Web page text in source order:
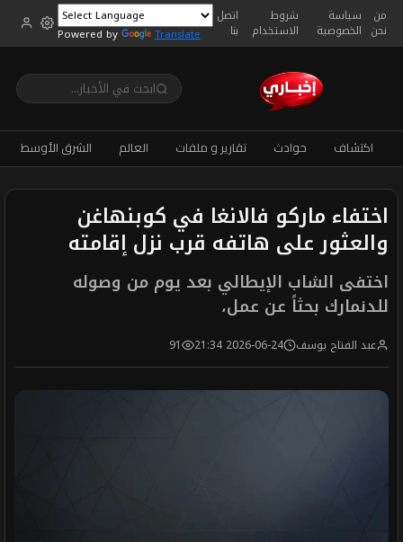
من
نحن
سياسة
الخصوصية
شروط
الاستخدام
اتصل
بنا Powered by Translate
اكتشاف حوادث تقارير و ملفات العالم الشرق الأوسط
اختفاء ماركو فالانغا في كوبنهاغن
والعثور على هاتفه قرب نزل إقامته
اختفى الشاب الإيطالي بعد يوم من وصوله
للدنمارك بحثاً عن عمل،
عبد الفتاح يوسف 2026-06-24 21:34
91